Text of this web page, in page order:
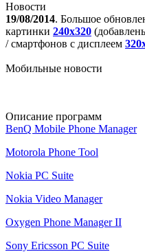
Новости
19/08/2014. Большое
картинки 240x320
/ смартфонов с дисплеем
Мобильные новости
Описание программ
BenQ Mobile Phone Manager
Motorola Phone Tool
Nokia PC Suite
Nokia Video Manager
Oxygen Phone Manager II
Sony Ericsson PC Suite